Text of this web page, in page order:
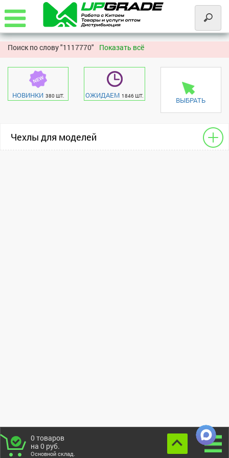
Поиск по слову "1117770" Показать всё
НОВИНКИ 380 ШТ. ОЖИДАЕМ 1846 ШТ. ВЫБРАТЬ
Чехлы для моделей
0 товаров
на 0 руб.
Основной склад.